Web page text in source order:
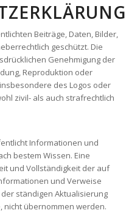
Beiträge, Daten, Bilder,
geschützt. Die
Genehmigung der
Reproduktion oder
des Logos oder
zivil- als auch strafrechtlich
Informationen und
bestem Wissen. Eine
und Vollständigkeit der auf
und Verweise
ständigen Aktualisierung
nicht übernommen werden.